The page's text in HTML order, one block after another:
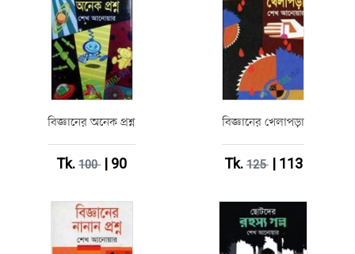
বিজ্ঞানের অনেক প্রশ্ন
Tk.100| 90
বিজ্ঞানের খেলাপড়া
Tk.125| 113